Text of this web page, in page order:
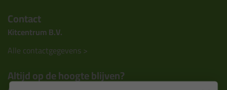
Contact
Kitcentrum B.V.
Alle contactgegevens >
Altijd op de hoogte blijven?